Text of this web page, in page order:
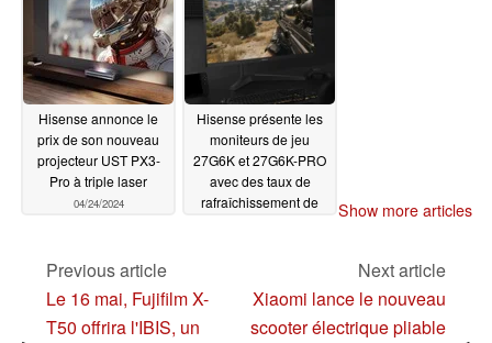
05/01/2024
Hisense annonce le
prix de son nouveau
projecteur UST PX3-
Pro à triple laser
04/24/2024
Hisense présente les
moniteurs de jeu
27G6K et 27G6K-PRO
avec des taux de
rafraîchissement de
Show more articles
Previous article
Le 16 mai, Fujifilm X-
T50 offrira l'IBIS, un
Next article
Xiaomi lance le nouveau
scooter électrique pliable